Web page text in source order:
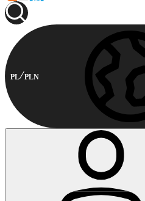
PL PLN